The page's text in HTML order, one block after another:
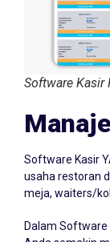
Software
usaha restoran
meja, waiters/
Anda semakin